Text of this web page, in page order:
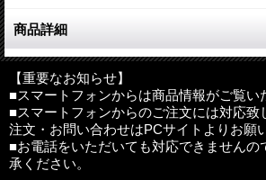
商品詳細
バッハの受難曲やモーツァルトのミサ曲
ムまで、おなじみのヴォーカルつき宗教曲
ダル付きオルガンだけで弾けるようにアレ
奏楽曲としても使用できる。18曲を収録。
●目次
J. S.バッハ
【重要なお知らせ】
■スマートフォンからは商品情報がご覧い
■スマートフォンからのご注文には対応致
注文・お問い合わせはPCサイトよりお願
■お電話をいただいても対応できませんの
承ください。